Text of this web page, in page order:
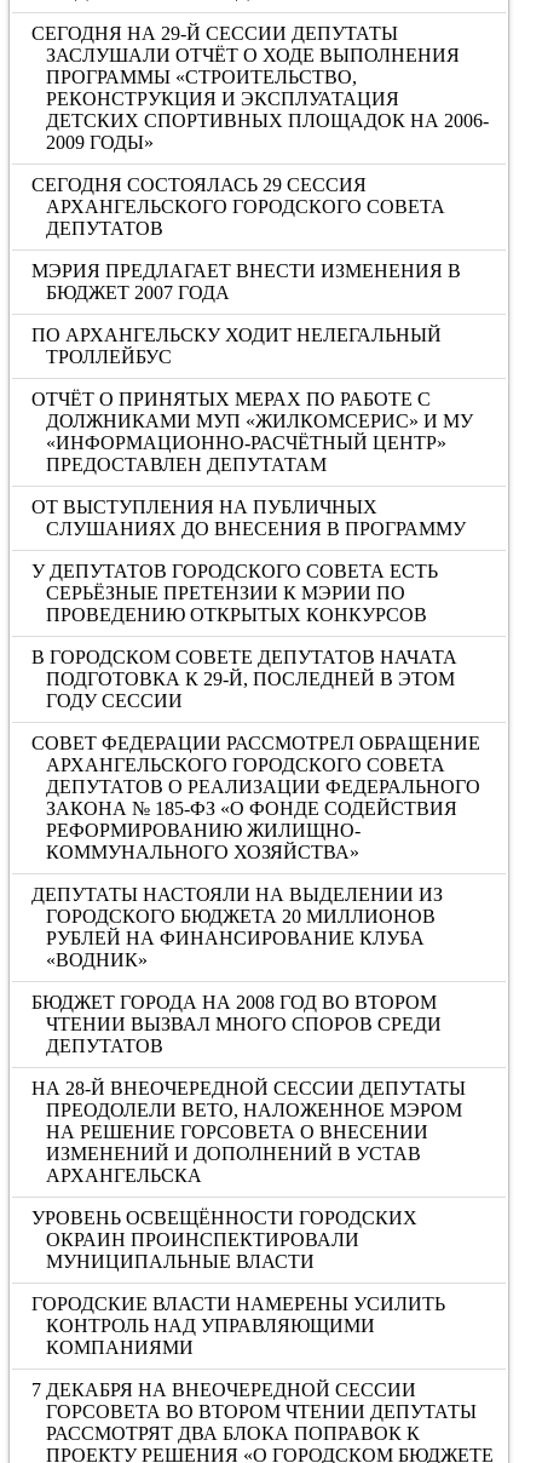
СЕГОДНЯ НА 29-Й СЕССИИ ДЕПУТАТЫ
ЗАСЛУШАЛИ ОТЧЁТ О ХОДЕ ВЫПОЛНЕНИЯ
ПРОГРАММЫ «СТРОИТЕЛЬСТВО,
РЕКОНСТРУКЦИЯ И ЭКСПЛУАТАЦИЯ
ДЕТСКИХ СПОРТИВНЫХ ПЛОЩАДОК НА 2006-
2009 ГОДЫ»
СЕГОДНЯ СОСТОЯЛАСЬ 29 СЕССИЯ
АРХАНГЕЛЬСКОГО ГОРОДСКОГО СОВЕТА
ДЕПУТАТОВ
МЭРИЯ ПРЕДЛАГАЕТ ВНЕСТИ ИЗМЕНЕНИЯ В
БЮДЖЕТ 2007 ГОДА
ПО АРХАНГЕЛЬСКУ ХОДИТ НЕЛЕГАЛЬНЫЙ
ТРОЛЛЕЙБУС
ОТЧЁТ О ПРИНЯТЫХ МЕРАХ ПО РАБОТЕ С
ДОЛЖНИКАМИ МУП «ЖИЛКОМСЕРИС» И МУ
«ИНФОРМАЦИОННО-РАСЧЁТНЫЙ ЦЕНТР»
ПРЕДОСТАВЛЕН ДЕПУТАТАМ
ОТ ВЫСТУПЛЕНИЯ НА ПУБЛИЧНЫХ
СЛУШАНИЯХ ДО ВНЕСЕНИЯ В ПРОГРАММУ
У ДЕПУТАТОВ ГОРОДСКОГО СОВЕТА ЕСТЬ
СЕРЬЁЗНЫЕ ПРЕТЕНЗИИ К МЭРИИ ПО
ПРОВЕДЕНИЮ ОТКРЫТЫХ КОНКУРСОВ
В ГОРОДСКОМ СОВЕТЕ ДЕПУТАТОВ НАЧАТА
ПОДГОТОВКА К 29-Й, ПОСЛЕДНЕЙ В ЭТОМ
ГОДУ СЕССИИ
СОВЕТ ФЕДЕРАЦИИ РАССМОТРЕЛ ОБРАЩЕНИЕ
АРХАНГЕЛЬСКОГО ГОРОДСКОГО СОВЕТА
ДЕПУТАТОВ О РЕАЛИЗАЦИИ ФЕДЕРАЛЬНОГО
ЗАКОНА № 185-ФЗ «О ФОНДЕ СОДЕЙСТВИЯ
РЕФОРМИРОВАНИЮ ЖИЛИЩНО-
КОММУНАЛЬНОГО ХОЗЯЙСТВА»
ДЕПУТАТЫ НАСТОЯЛИ НА ВЫДЕЛЕНИИ ИЗ
ГОРОДСКОГО БЮДЖЕТА 20 МИЛЛИОНОВ
РУБЛЕЙ НА ФИНАНСИРОВАНИЕ КЛУБА
«ВОДНИК»
БЮДЖЕТ ГОРОДА НА 2008 ГОД ВО ВТОРОМ
ЧТЕНИИ ВЫЗВАЛ МНОГО СПОРОВ СРЕДИ
ДЕПУТАТОВ
НА 28-Й ВНЕОЧЕРЕДНОЙ СЕССИИ ДЕПУТАТЫ
ПРЕОДОЛЕЛИ ВЕТО, НАЛОЖЕННОЕ МЭРОМ
НА РЕШЕНИЕ ГОРСОВЕТА О ВНЕСЕНИИ
ИЗМЕНЕНИЙ И ДОПОЛНЕНИЙ В УСТАВ
АРХАНГЕЛЬСКА
УРОВЕНЬ ОСВЕЩЁННОСТИ ГОРОДСКИХ
ОКРАИН ПРОИНСПЕКТИРОВАЛИ
МУНИЦИПАЛЬНЫЕ ВЛАСТИ
ГОРОДСКИЕ ВЛАСТИ НАМЕРЕНЫ УСИЛИТЬ
КОНТРОЛЬ НАД УПРАВЛЯЮЩИМИ
КОМПАНИЯМИ
7 ДЕКАБРЯ НА ВНЕОЧЕРЕДНОЙ СЕССИИ
ГОРСОВЕТА ВО ВТОРОМ ЧТЕНИИ ДЕПУТАТЫ
РАССМОТРЯТ ДВА БЛОКА ПОПРАВОК К
ПРОЕКТУ РЕШЕНИЯ «О ГОРОДСКОМ БЮДЖЕТЕ